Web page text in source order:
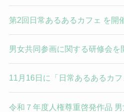
第2回日常あるあるカフェ を開
男女共同参画に関する研修会を
11月16日に「日常あるあるカフ
令和７年度人権尊重啓発作品